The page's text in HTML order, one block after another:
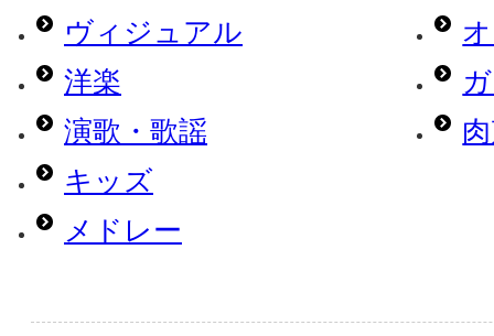
ヴィジュアル
洋楽
演歌・歌謡
キッズ
メドレー